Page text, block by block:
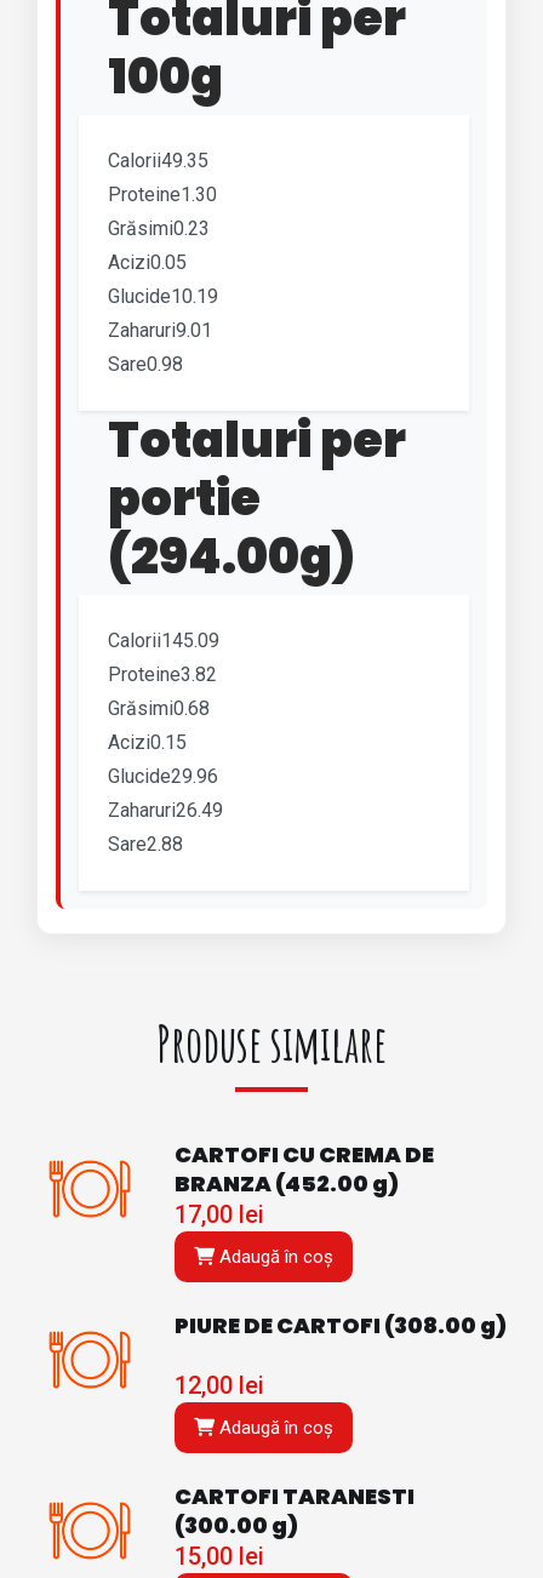
Totaluri per
100g
Calorii49.35
Proteine1.30
Grăsimi0.23
Acizi0.05
Glucide10.19
Zaharuri9.01
Sare0.98
Totaluri per
portie
(294.00g)
Calorii145.09
Proteine3.82
Grăsimi0.68
Acizi0.15
Glucide29.96
Zaharuri26.49
Sare2.88
Produse similare
CARTOFI CU CREMA DE
BRANZA (452.00 g)
17,00 lei
Adaugă în coș
PIURE DE CARTOFI (308.00 g)
12,00 lei
Adaugă în coș
CARTOFI TARANESTI
(300.00 g)
15,00 lei